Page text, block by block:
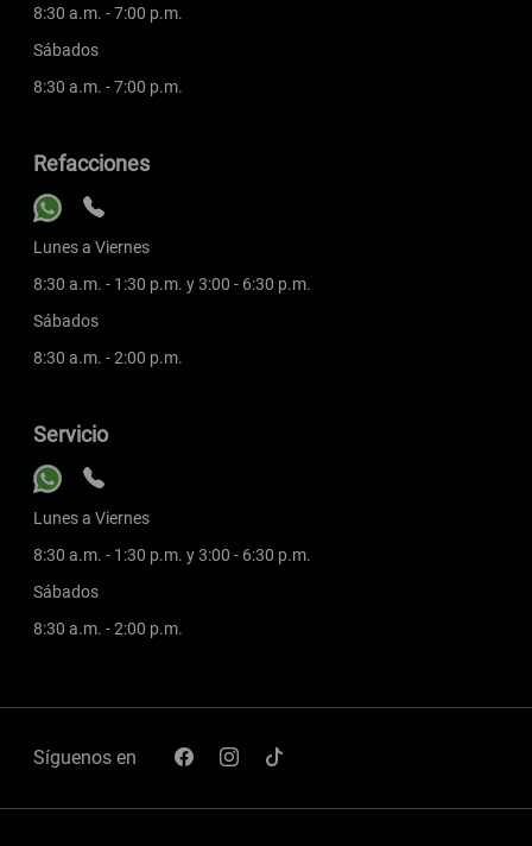
8:30 a.m. - 7:00 p.m.
Sábados
8:30 a.m. - 7:00 p.m.
Refacciones
Lunes a Viernes
8:30 a.m. - 1:30 p.m. y 3:00 - 6:30 p.m.
Sábados
8:30 a.m. - 2:00 p.m.
Servicio
Lunes a Viernes
8:30 a.m. - 1:30 p.m. y 3:00 - 6:30 p.m.
Sábados
8:30 a.m. - 2:00 p.m.
Síguenos en